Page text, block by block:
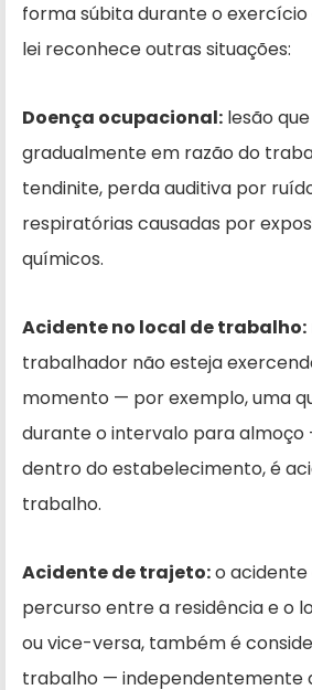
forma súbita durante o exercício
lei reconhece outras situações:
Doença ocupacional: lesão
gradualmente em razão do
tendinite, perda auditiva por
respiratórias causadas por
químicos.
Acidente no local de trabalho:
trabalhador não esteja
momento — por exemplo, uma
durante o intervalo para almoço
dentro do estabelecimento, é
trabalho.
Acidente de trajeto:o
percurso entre a residência e o
ou vice-versa, também é
trabalho — independentemente